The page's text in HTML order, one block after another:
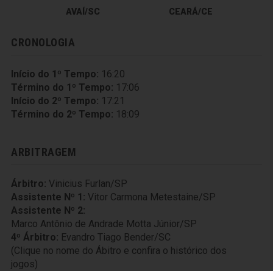
AVAÍ/SC CEARÁ/CE
CRONOLOGIA
Início do 1º Tempo: 16:20
Término do 1º Tempo: 17:06
Início do 2º Tempo: 17:21
Término do 2º Tempo: 18:09
ARBITRAGEM
Árbitro: Vinicius Furlan/SP
Assistente Nº 1: Vitor Carmona Metestaine/SP
Assistente Nº 2:
Marco Antônio de Andrade Motta Júnior/SP
4º Árbitro: Evandro Tiago Bender/SC
(Clique no nome do Ábitro e confira o histórico dos
jogos)